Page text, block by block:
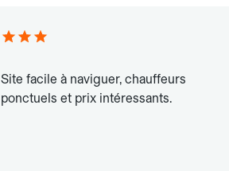
Site facile à naviguer, chauffeurs
ponctuels et prix intéressants.